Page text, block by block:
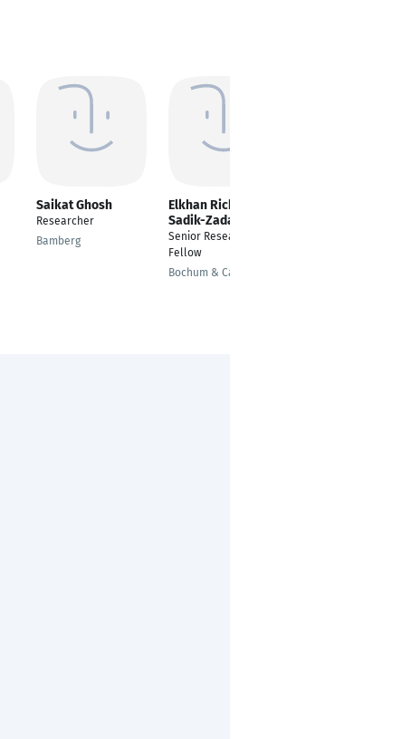
Saikat Ghosh
Researcher
Bamberg
Elkhan Richard
Sadik-Zada
Senior Research
Fellow
Bochum & Cambridge